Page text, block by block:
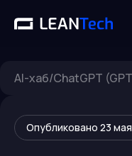
AI-хаб/ChatGPT
Опубликовано 23